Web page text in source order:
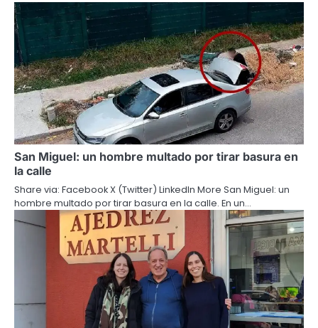
San Miguel: un hombre multado por tirar basura en
la calle
Share via: Facebook X (Twitter) LinkedIn More San Miguel: un
hombre multado por tirar basura en la calle. En un…